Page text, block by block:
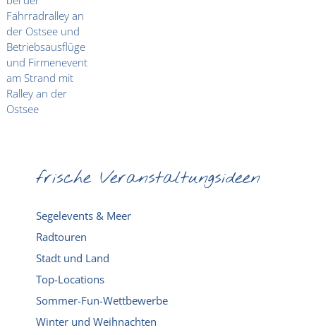
frische Veranstaltungsideen
Segelevents & Meer
Radtouren
Stadt und Land
Top-Locations
Sommer-Fun-Wettbewerbe
Winter und Weihnachten